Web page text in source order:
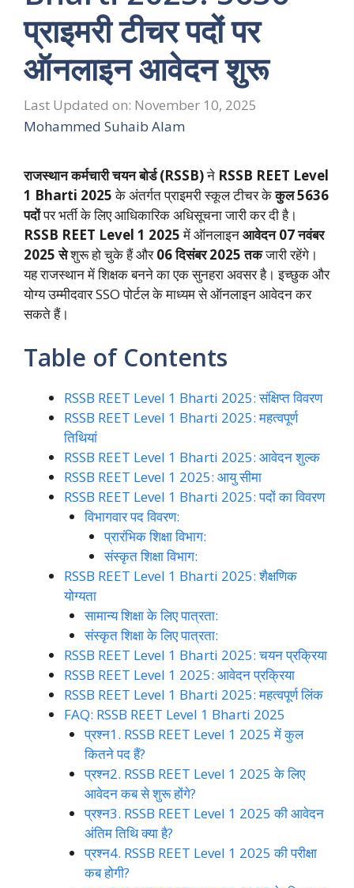
प्राइमरी टीचर पदों पर
ऑनलाइन आवेदन शुरू
Last Updated on: November 10, 2025
Mohammed Suhaib Alam
राजस्थान कर्मचारी चयन बोर्ड (RSSB)ने RSSB REET Level
1 Bharti 2025के अंतर्गत प्राइमरी स्कूल टीचर केकुल 5636
पदोंपर भर्ती के लिए आधिकारिक अधिसूचना जारी कर दी है।
RSSB REET Level 1 2025में ऑनलाइनआवेदन 07 नवंबर
2025 सेशुरू हो चुके हैं और06 दिसंबर 2025 तकजारी रहेंगे।
यह राजस्थान में शिक्षक बनने का एक सुनहरा अवसर है। इच्छुक और
योग्य उम्मीदवार SSO पोर्टल के माध्यम से ऑनलाइन आवेदन कर
सकते हैं।
Table of Contents
RSSB REET Level 1 Bharti 2025: संक्षिप्त विवरण
RSSB REET Level 1 Bharti 2025: महत्वपूर्ण
तिथियां
RSSB REET Level 1 Bharti 2025: आवेदन शुल्क
RSSB REET Level 1 2025: आयु सीमा
RSSB REET Level 1 Bharti 2025: पदों का विवरण
विभागवार पद विवरण:
प्रारंभिक शिक्षा विभाग:
संस्कृत शिक्षा विभाग:
RSSB REET Level 1 Bharti 2025: शैक्षणिक
योग्यता
सामान्य शिक्षा के लिए पात्रता:
संस्कृत शिक्षा के लिए पात्रता:
RSSB REET Level 1 Bharti 2025: चयन प्रक्रिया
RSSB REET Level 1 2025: आवेदन प्रक्रिया
RSSB REET Level 1 Bharti 2025: महत्वपूर्ण लिंक
FAQ: RSSB REET Level 1 Bharti 2025
प्रश्न1. RSSB REET Level 1 2025 में कुल
कितने पद हैं?
प्रश्न2. RSSB REET Level 1 2025 के लिए
आवेदन कब से शुरू होंगे?
प्रश्न3. RSSB REET Level 1 2025 की आवेदन
अंतिम तिथि क्या है?
प्रश्न4. RSSB REET Level 1 2025 की परीक्षा
कब होगी?